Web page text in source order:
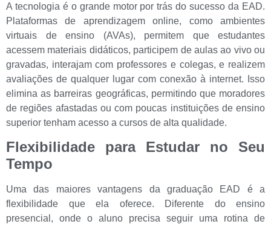
A tecnologia é o grande motor por trás do sucesso da EAD.
Plataformas de aprendizagem online, como ambientes
virtuais de ensino (AVAs), permitem que estudantes
acessem materiais didáticos, participem de aulas ao vivo ou
gravadas, interajam com professores e colegas, e realizem
avaliações de qualquer lugar com conexão à internet. Isso
elimina as barreiras geográficas, permitindo que moradores
de regiões afastadas ou com poucas instituições de ensino
superior tenham acesso a cursos de alta qualidade.
Flexibilidade para Estudar no Seu
Tempo
Uma das maiores vantagens da graduação EAD é a
flexibilidade que ela oferece. Diferente do ensino
presencial, onde o aluno precisa seguir uma rotina de